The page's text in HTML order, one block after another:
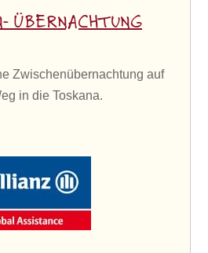
ÜBERNACHTUNG
Zwischenübernachtung auf
in die Toskana.